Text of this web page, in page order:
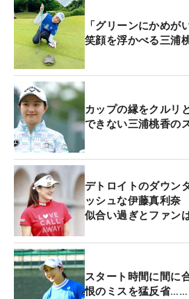
「グリーンにかめが
笑顔を浮かべる三浦
カップの縁をクル
できない三浦桃香の
デトロイトのダウン
ッシュな伊藤真利
似合い過ぎとファン
スタート時間に間に
恨のミスを猛反省……